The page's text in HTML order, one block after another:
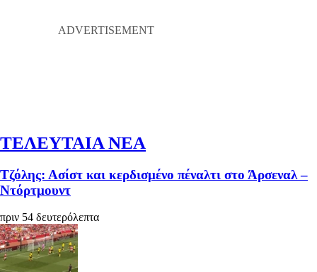
ΤΕΛΕΥΤΑΙΑ ΝΕΑ
Τζόλης: Ασίστ και κερδισμένο πέναλτι στο Άρσεναλ –
Ντόρτμουντ
πριν 54 δευτερόλεπτα